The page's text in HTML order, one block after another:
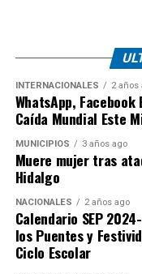
INTERNACIONALES 2 años
WhatsApp,
Caída Mundial Este
MUNICIPIOS 3 años ago
Muere mujer tras
Hidalgo
NACIONALES 2 años ago
Calendario SEP
los Puentes y
Ciclo Escolar